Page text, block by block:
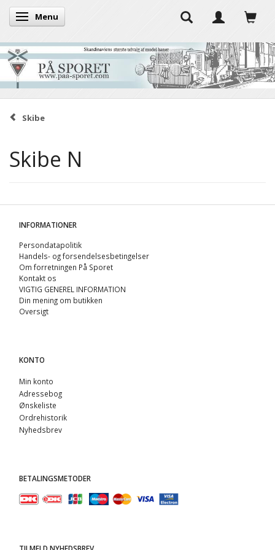
Skifte navigation
Menu
Skibe
Skibe N
INFORMATIONER
Persondatapolitik
Handels- og forsendelsesbetingelser
Om forretningen På Sporet
Kontakt os
VIGTIG GENEREL INFORMATION
Din mening om butikken
Oversigt
KONTO
Min konto
Adressebog
Ønskeliste
Ordrehistorik
Nyhedsbrev
BETALINGSMETODER